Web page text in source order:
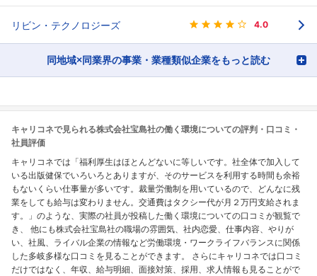
リビン・テクノロジーズ 4.0
同地域×同業界の事業・業種類似企業をもっと読む
キャリコネで見られる株式会社宝島社の働く環境についての評判・口コミ・
社員評価
キャリコネでは「福利厚生はほとんどないに等しいです。社全体で加入して
いる出版健保でいろいろとありますが、そのサービスを利用する時間も余裕
もないくらい仕事量が多いです。裁量労働制を用いているので、どんなに残
業をしても給与は変わりません。交通費はタクシー代が月２万円支給されま
す。」のような、実際の社員が投稿した働く環境についての口コミが観覧で
き、 他にも株式会社宝島社の職場の雰囲気、社内恋愛、仕事内容、やりが
い、社風、ライバル企業の情報など労働環境・ワークライフバランスに関係
した多岐多様な口コミを見ることができます。 さらにキャリコネでは口コミ
だけではなく、年収、給与明細、面接対策、採用、求人情報も見ることがで